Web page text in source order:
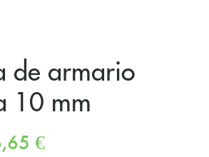
de armario
10 mm
€